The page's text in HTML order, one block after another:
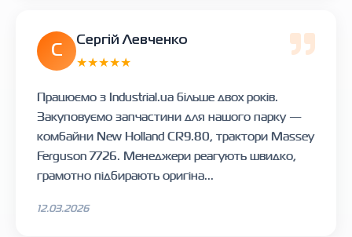
С
Сергій Левченко
★★★★★
Працюємо з Industrial.ua більше двох років.
Закуповуємо запчастини для нашого парку —
комбайни New Holland CR9.80, трактори Massey
Ferguson 7726. Менеджери реагують швидко,
грамотно підбирають оригіна...
12.03.2026